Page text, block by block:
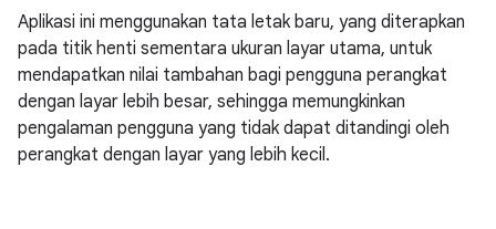
Aplikasi ini menggunakan tata letak baru, yang diterapkan
pada titik henti sementara ukuran layar utama, untuk
mendapatkan nilai tambahan bagi pengguna perangkat
dengan layar lebih besar, sehingga memungkinkan
pengalaman pengguna yang tidak dapat ditandingi oleh
perangkat dengan layar yang lebih kecil.